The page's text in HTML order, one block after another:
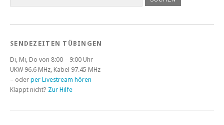
SENDEZEITEN TÜBINGEN
Di, Mi, Do von 8:00 – 9:00 Uhr
UKW 96.6 MHz, Kabel 97.45 MHz
– oder per Livestream hören
Klappt nicht? Zur Hilfe